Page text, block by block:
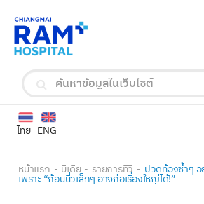
ENG
ไทย
หน้าแรก มีเดีย รายการทีวี ปวดท้องซ้ำๆ อ
เพราะ “ก้อนนิ่วเล็กๆ อาจก่อเรื่องใหญ่ได้!”